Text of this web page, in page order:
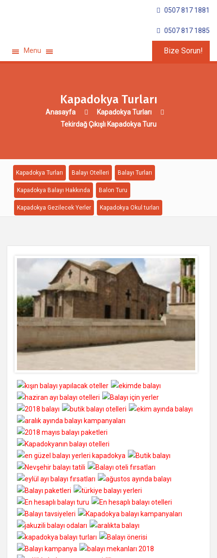
0507 817 1881
0507 817 1885
Bize Sorun!
Menu
Kapadokya Turları
Anasayfa
Kapadokya Turları
Tekirdağ Çıkışlı Kapadokya Turu
Kapadokya Turları Balayı Otelleri Balayı Turları
Kapadokya Balayı Hakkında Balon Turu
Kapadokya Gezilecek Yerler Kapadokya Okul turları